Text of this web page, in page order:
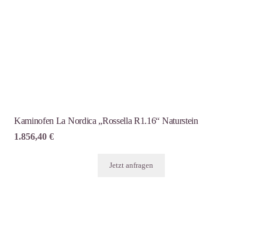
Kaminofen La Nordica „Rossella R1.16“ Naturstein
1.856,40 €
Jetzt anfragen